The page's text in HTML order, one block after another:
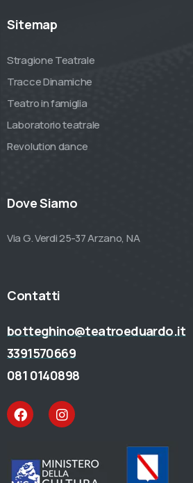
Sitemap
Stragione Teatrale
Tracce Dinamiche
Teatro in famiglia
Laboratorio teatrale
Revolution dance
Dove Siamo
Via G. Verdi 25-37 Arzano, NA
Contatti
botteghino@teatroeduardo.it
3391570669
081 0140898